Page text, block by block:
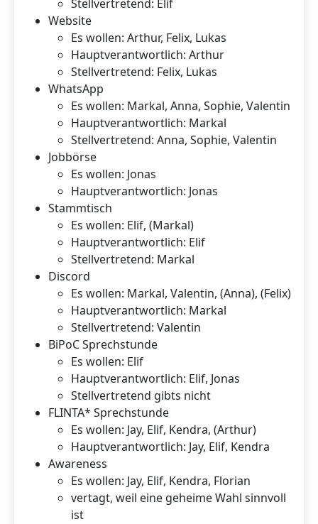
Stellvertretend: Elif
Website
Es wollen: Arthur, Felix, Lukas
Hauptverantwortlich: Arthur
Stellvertretend: Felix, Lukas
WhatsApp
Es wollen: Markal, Anna, Sophie, Valentin
Hauptverantwortlich: Markal
Stellvertretend: Anna, Sophie, Valentin
Jobbörse
Es wollen: Jonas
Hauptverantwortlich: Jonas
Stammtisch
Es wollen: Elif, (Markal)
Hauptverantwortlich: Elif
Stellvertretend: Markal
Discord
Es wollen: Markal, Valentin, (Anna), (Felix)
Hauptverantwortlich: Markal
Stellvertretend: Valentin
BiPoC Sprechstunde
Es wollen: Elif
Hauptverantwortlich: Elif, Jonas
Stellvertretend gibts nicht
FLINTA* Sprechstunde
Es wollen: Jay, Elif, Kendra, (Arthur)
Hauptverantwortlich: Jay, Elif, Kendra
Awareness
Es wollen: Jay, Elif, Kendra, Florian
vertagt, weil eine geheime Wahl sinnvoll
ist